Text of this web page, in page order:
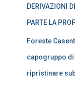
DERIVAZIONI
PARTE LA
Foreste
capogruppo di
ripristinare